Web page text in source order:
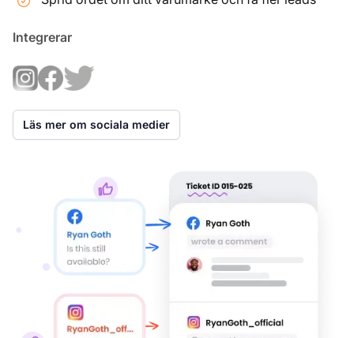
Integrerar
Läs mer om sociala medier